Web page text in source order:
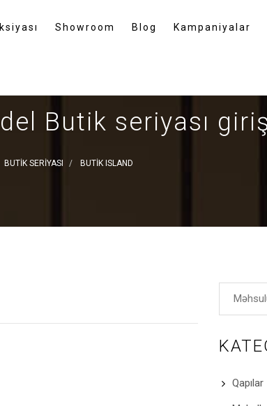
Showroom Blog Kampaniyalar
Butik seriyası giriş
BUTIK SERIYASI BUTIK ISLAND
Qapılar